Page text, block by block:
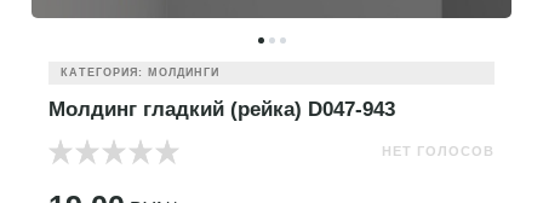
КАТЕГОРИЯ: МОЛДИНГИ
Молдинг гладкий (рейка) D047-943
НЕТ ГОЛОСОВ